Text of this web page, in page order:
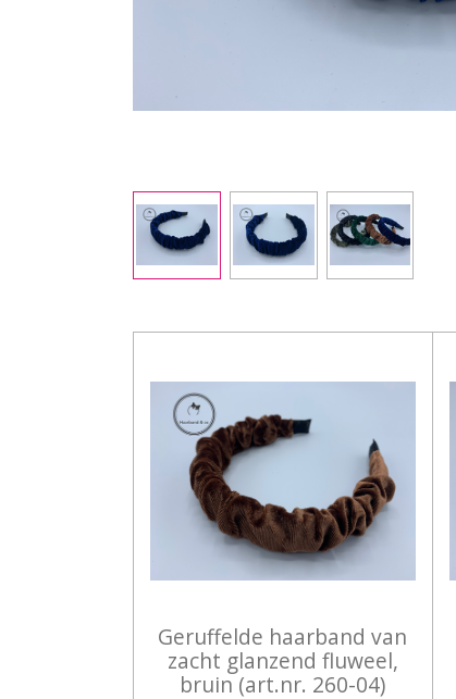
Geruffelde haarband van
zacht glanzend fluweel,
bruin (art.nr. 260-04)